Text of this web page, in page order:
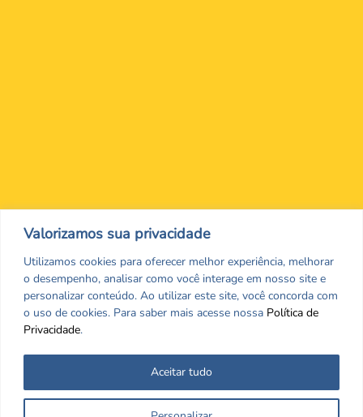
Valorizamos sua privacidade
Utilizamos cookies para oferecer melhor experiência, melhorar
o desempenho, analisar como você interage em nosso site e
personalizar conteúdo. Ao utilizar este site, você concorda com
o uso de cookies. Para saber mais acesse nossa Política de
Privacidade.
Aceitar tudo
Todos os direitos reservados. CRF/MS. Copyrigth ©2026